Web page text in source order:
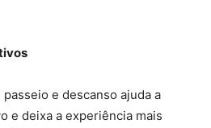
e descanso ajuda a
e deixa a experiência mais